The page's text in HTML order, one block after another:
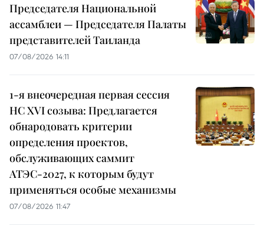
Председателя Национальной
ассамблеи — Председателя Палаты
представителей Таиланда
07/08/2026 14:11
1-я внеочередная первая сессия
НС XVI созыва: Предлагается
обнародовать критерии
определения проектов,
обслуживающих саммит
АТЭС-2027, к которым будут
применяться особые механизмы
07/08/2026 11:47